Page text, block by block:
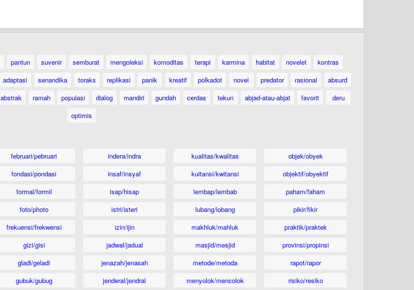
pantun suvenir semburat mengoleksi komoditas terapi karmina habitat novelet
kontras
adaptasi senandika toraks replikasi panik kreatif polkadot novel predator rasional
absurd
abstrak ramah populasi dialog mandiri gundah cerdas tekun abjad-atau-abjat favorit
deru
optimis
februari/pebruari
fondasi/pondasi
formal/formil
foto/photo
frekuensi/frekwensi
gizi/gisi
gladi/geladi
gubuk/gubug
indera/indra
insaf/insyaf
isap/hisap
istri/isteri
izin/ijin
jadwal/jadual
jenazah/jenasah
jenderal/jendral
kualitas/kwalitas
kuitansi/kwitansi
lembap/lembab
lubang/lobang
makhluk/mahluk
masjid/mesjid
metode/metoda
menyolok/mencolok
objek/obyek
objektif/obyektif
paham/faham
pikir/fikir
praktik/praktek
provinsi/propinsi
rapot/rapor
risiko/resiko